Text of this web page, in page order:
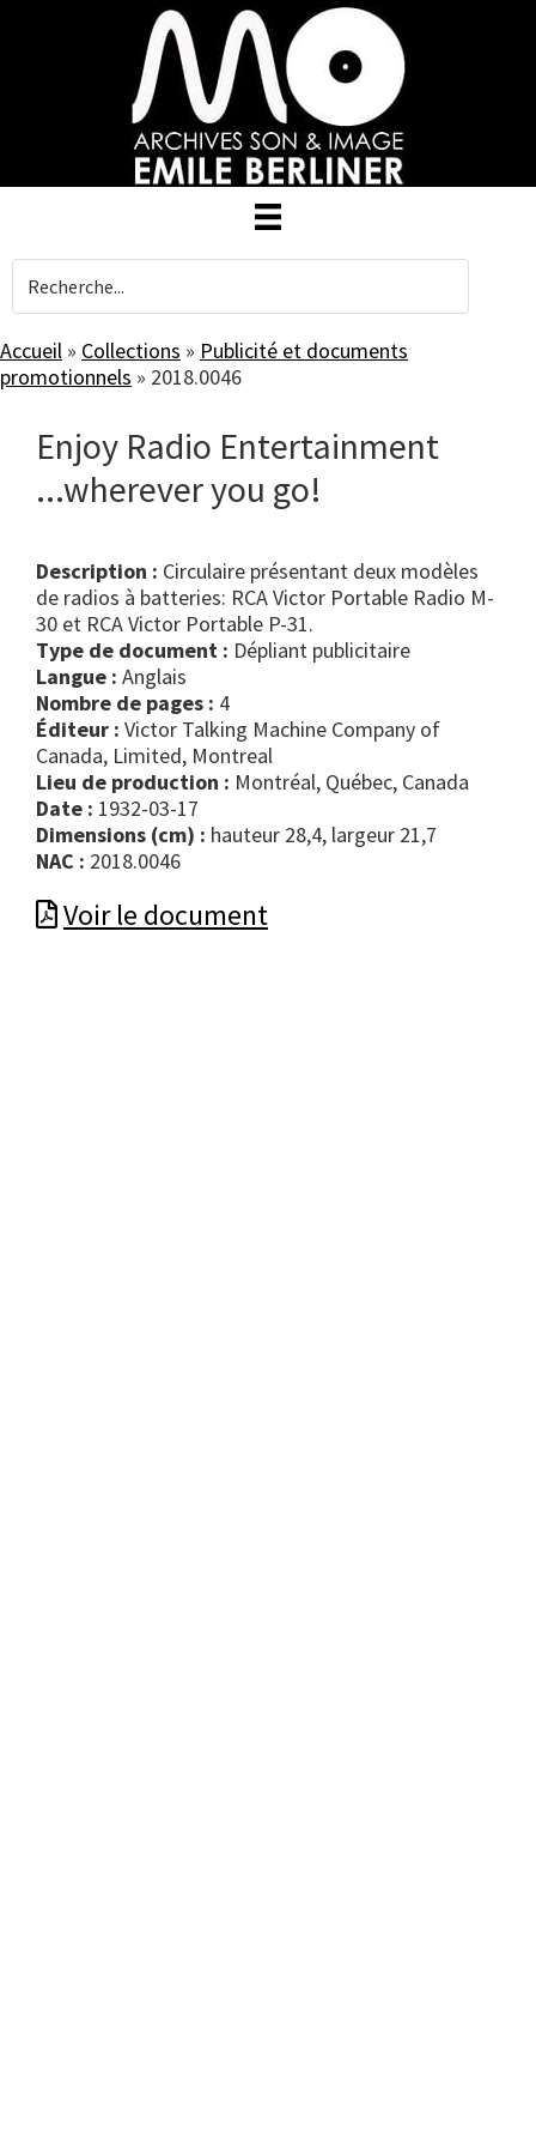
Accueil » Collections » Publicité et documents
promotionnels » 2018.0046
Enjoy Radio Entertainment
...wherever you go!
Description : Circulaire présentant deux modèles
de radios à batteries: RCA Victor Portable Radio M-
30 et RCA Victor Portable P-31.
Type de document :
dépliant publicitaire
Langue : Anglais
Nombre de pages : 4
Éditeur : Victor Talking Machine Company of
Canada, Limited, Montreal
Lieu de production : Montréal, Québec, Canada
Date : 1932-03-17
Dimensions (cm) : hauteur 28,4, largeur 21,7
NAC : 2018.0046
Voir le document